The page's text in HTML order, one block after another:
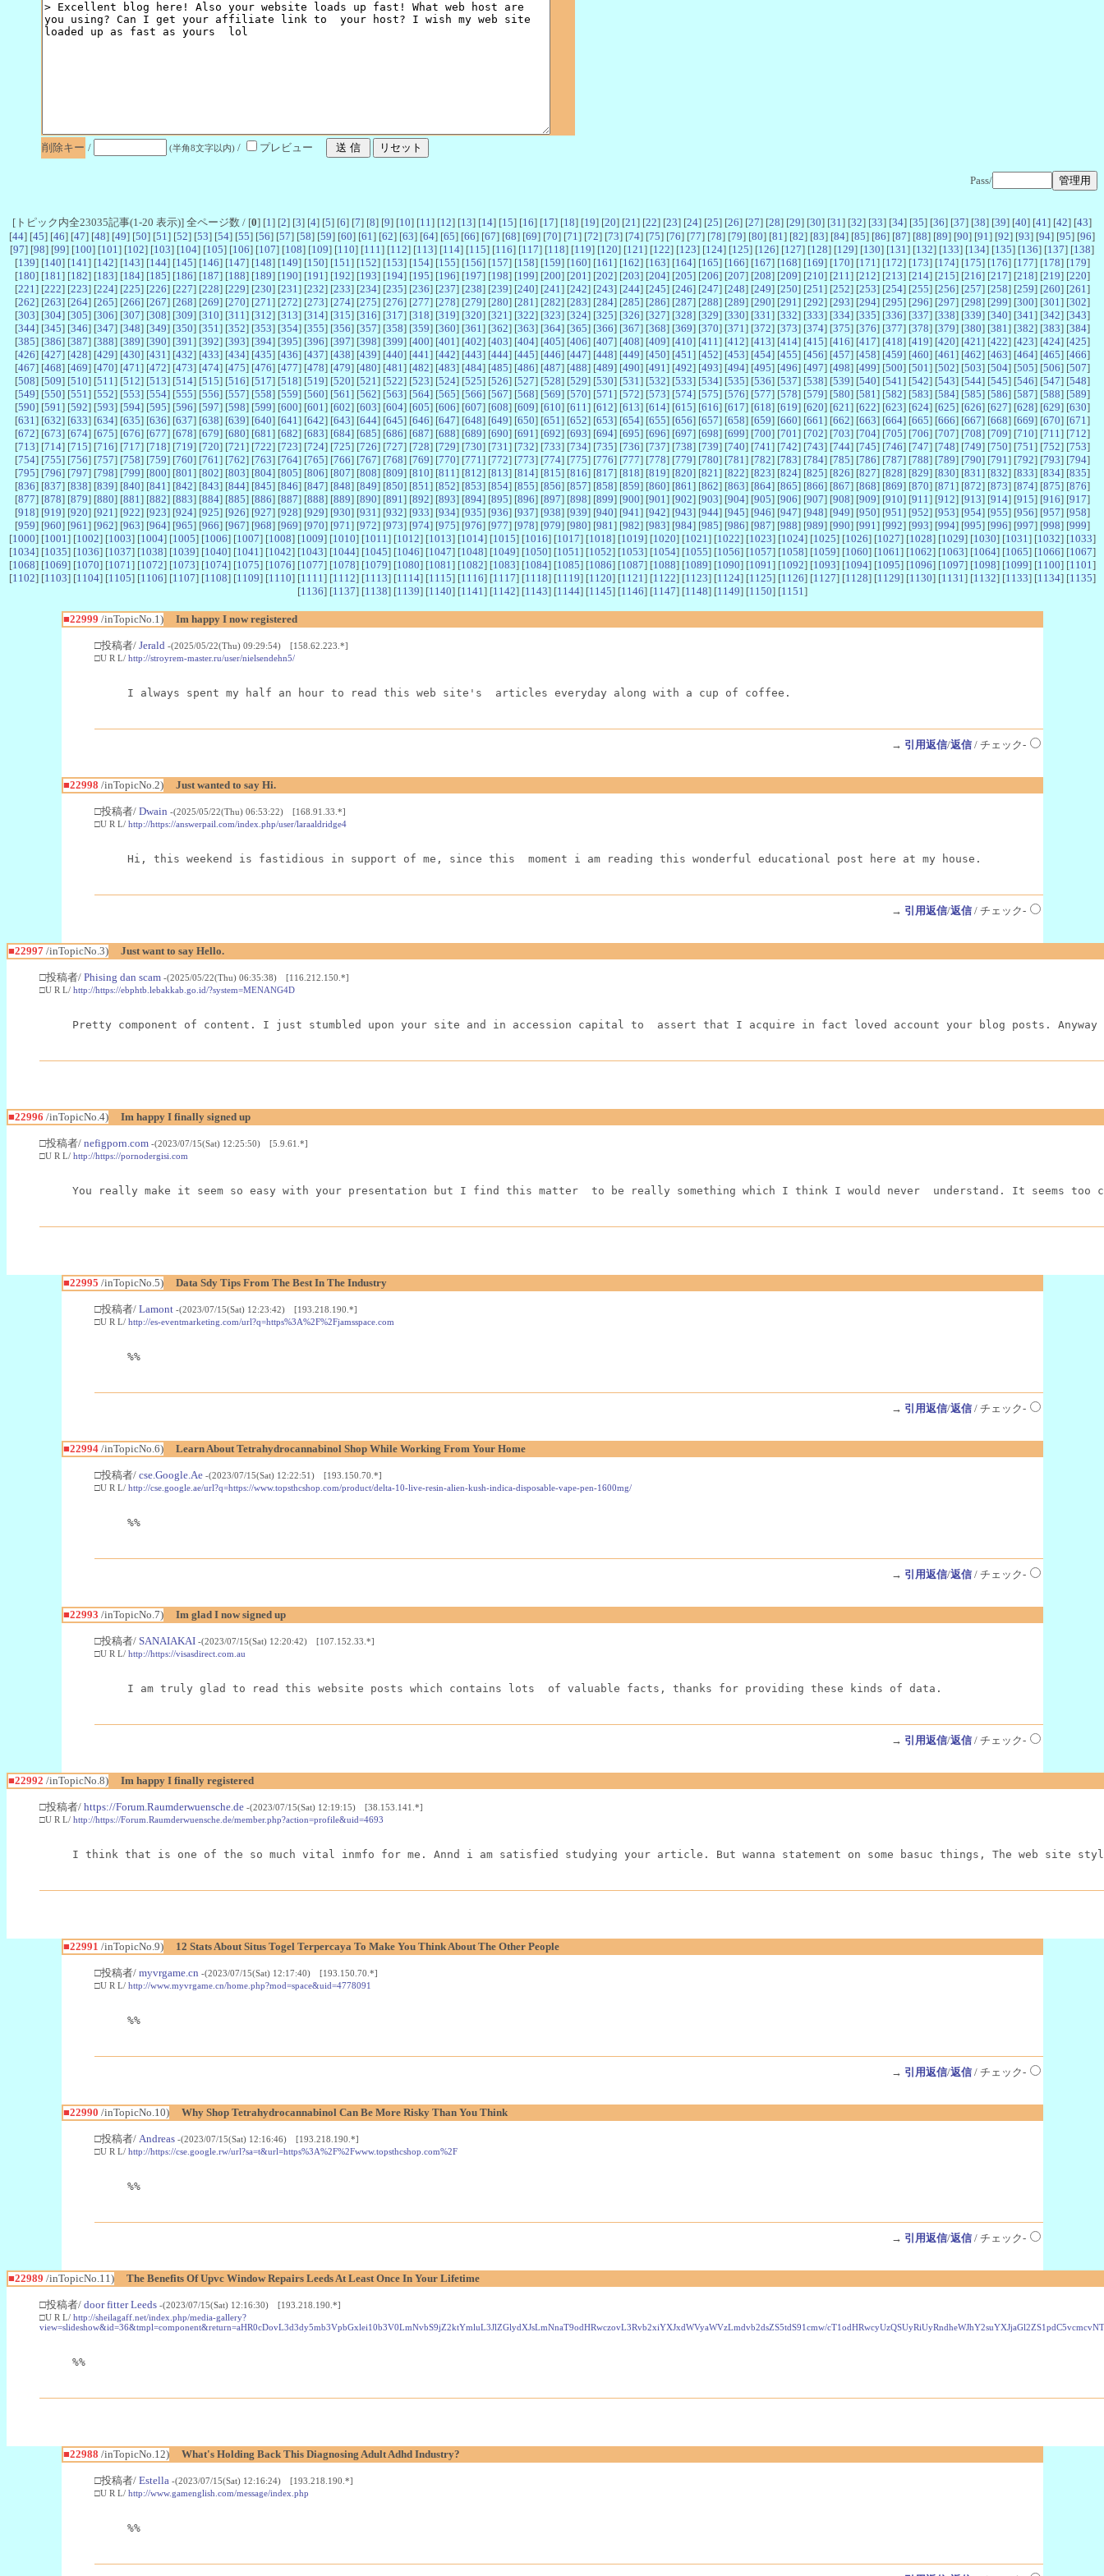
削除キー / (半角8文字以内) / プレビュー
Pass/
[トピック内全23035記事(1-20 表示)] 全ページ数 / [0] [1 ] [2] [3] [4] [5] [6] [7] [8] [9] [10] [11 ] [12] [13] [14] [15] [16] [17] [18] [19] [20] [21 ] [22] [23] [24] [25] [26] [27] [28] [29] [30] [31 ] [32] [33] [34] [35] [36] [37] [38] [39] [40] [41 ] [42] [43]
[44] [45] [46] [47] [48] [49] [50] [51 ] [52] [53] [54] [55] [56] [57] [58] [59] [60] [61 ] [62] [63] [64] [65] [66] [67] [68] [69] [70] [71 ] [72] [73] [74] [75] [76] [77] [78] [79] [80] [81 ] [82] [83] [84] [85] [86] [87] [88] [89] [90] [91 ] [92] [93] [94] [95] [96]
[97] [98] [99] [100] [101 ] [102] [103] [104] [105] [106] [107] [108] [109] [110] [111 ] [112] [113] [114] [115] [116] [117] [118] [119] [120] [121 ] [122] [123] [124] [125] [126] [127] [128] [129] [130] [131 ] [132] [133] [134] [135] [136] [137] [138]
[139] [140] [141 ] [142] [143] [144] [145] [146] [147] [148] [149] [150] [151 ] [152] [153] [154] [155] [156] [157] [158] [159] [160] [161 ] [162] [163] [164] [165] [166] [167] [168] [169] [170] [171 ] [172] [173] [174] [175] [176] [177] [178] [179]
[180] [181 ] [182] [183] [184] [185] [186] [187] [188] [189] [190] [191 ] [192] [193] [194] [195] [196] [197] [198] [199] [200] [201 ] [202] [203] [204] [205] [206] [207] [208] [209] [210] [211 ] [212] [213] [214] [215] [216] [217] [218] [219] [220]
[221 ] [222] [223] [224] [225] [226] [227] [228] [229] [230] [231 ] [232] [233] [234] [235] [236] [237] [238] [239] [240] [241 ] [242] [243] [244] [245] [246] [247] [248] [249] [250] [251 ] [252] [253] [254] [255] [256] [257] [258] [259] [260] [261 ]
[262] [263] [264] [265] [266] [267] [268] [269] [270] [271 ] [272] [273] [274] [275] [276] [277] [278] [279] [280] [281 ] [282] [283] [284] [285] [286] [287] [288] [289] [290] [291 ] [292] [293] [294] [295] [296] [297] [298] [299] [300] [301 ] [302]
[303] [304] [305] [306] [307] [308] [309] [310] [311 ] [312] [313] [314] [315] [316] [317] [318] [319] [320] [321 ] [322] [323] [324] [325] [326] [327] [328] [329] [330] [331 ] [332] [333] [334] [335] [336] [337] [338] [339] [340] [341 ] [342] [343]
[344] [345] [346] [347] [348] [349] [350] [351 ] [352] [353] [354] [355] [356] [357] [358] [359] [360] [361 ] [362] [363] [364] [365] [366] [367] [368] [369] [370] [371 ] [372] [373] [374] [375] [376] [377] [378] [379] [380] [381 ] [382] [383] [384]
[385] [386] [387] [388] [389] [390] [391 ] [392] [393] [394] [395] [396] [397] [398] [399] [400] [401 ] [402] [403] [404] [405] [406] [407] [408] [409] [410] [411 ] [412] [413] [414] [415] [416] [417] [418] [419] [420] [421 ] [422] [423] [424] [425]
[426] [427] [428] [429] [430] [431 ] [432] [433] [434] [435] [436] [437] [438] [439] [440] [441 ] [442] [443] [444] [445] [446] [447] [448] [449] [450] [451 ] [452] [453] [454] [455] [456] [457] [458] [459] [460] [461 ] [462] [463] [464] [465] [466]
[467] [468] [469] [470] [471 ] [472] [473] [474] [475] [476] [477] [478] [479] [480] [481 ] [482] [483] [484] [485] [486] [487] [488] [489] [490] [491 ] [492] [493] [494] [495] [496] [497] [498] [499] [500] [501 ] [502] [503] [504] [505] [506] [507]
[508] [509] [510] [511 ] [512] [513] [514] [515] [516] [517] [518] [519] [520] [521 ] [522] [523] [524] [525] [526] [527] [528] [529] [530] [531 ] [532] [533] [534] [535] [536] [537] [538] [539] [540] [541 ] [542] [543] [544] [545] [546] [547] [548]
[549] [550] [551 ] [552] [553] [554] [555] [556] [557] [558] [559] [560] [561 ] [562] [563] [564] [565] [566] [567] [568] [569] [570] [571 ] [572] [573] [574] [575] [576] [577] [578] [579] [580] [581 ] [582] [583] [584] [585] [586] [587] [588] [589]
[590] [591 ] [592] [593] [594] [595] [596] [597] [598] [599] [600] [601 ] [602] [603] [604] [605] [606] [607] [608] [609] [610] [611 ] [612] [613] [614] [615] [616] [617] [618] [619] [620] [621 ] [622] [623] [624] [625] [626] [627] [628] [629] [630]
[631 ] [632] [633] [634] [635] [636] [637] [638] [639] [640] [641 ] [642] [643] [644] [645] [646] [647] [648] [649] [650] [651 ] [652] [653] [654] [655] [656] [657] [658] [659] [660] [661 ] [662] [663] [664] [665] [666] [667] [668] [669] [670] [671 ]
[672] [673] [674] [675] [676] [677] [678] [679] [680] [681 ] [682] [683] [684] [685] [686] [687] [688] [689] [690] [691 ] [692] [693] [694] [695] [696] [697] [698] [699] [700] [701 ] [702] [703] [704] [705] [706] [707] [708] [709] [710] [711 ] [712]
[713] [714] [715] [716] [717] [718] [719] [720] [721 ] [722] [723] [724] [725] [726] [727] [728] [729] [730] [731 ] [732] [733] [734] [735] [736] [737] [738] [739] [740] [741 ] [742] [743] [744] [745] [746] [747] [748] [749] [750] [751 ] [752] [753]
[754] [755] [756] [757] [758] [759] [760] [761 ] [762] [763] [764] [765] [766] [767] [768] [769] [770] [771 ] [772] [773] [774] [775] [776] [777] [778] [779] [780] [781 ] [782] [783] [784] [785] [786] [787] [788] [789] [790] [791 ] [792] [793] [794]
[795] [796] [797] [798] [799] [800] [801 ] [802] [803] [804] [805] [806] [807] [808] [809] [810] [811 ] [812] [813] [814] [815] [816] [817] [818] [819] [820] [821 ] [822] [823] [824] [825] [826] [827] [828] [829] [830] [831 ] [832] [833] [834] [835]
[836] [837] [838] [839] [840] [841 ] [842] [843] [844] [845] [846] [847] [848] [849] [850] [851 ] [852] [853] [854] [855] [856] [857] [858] [859] [860] [861 ] [862] [863] [864] [865] [866] [867] [868] [869] [870] [871 ] [872] [873] [874] [875] [876]
[877] [878] [879] [880] [881 ] [882] [883] [884] [885] [886] [887] [888] [889] [890] [891 ] [892] [893] [894] [895] [896] [897] [898] [899] [900] [901 ] [902] [903] [904] [905] [906] [907] [908] [909] [910] [911 ] [912] [913] [914] [915] [916] [917]
[918] [919] [920] [921 ] [922] [923] [924] [925] [926] [927] [928] [929] [930] [931 ] [932] [933] [934] [935] [936] [937] [938] [939] [940] [941 ] [942] [943] [944] [945] [946] [947] [948] [949] [950] [951 ] [952] [953] [954] [955] [956] [957] [958]
[959] [960] [961 ] [962] [963] [964] [965] [966] [967] [968] [969] [970] [971 ] [972] [973] [974] [975] [976] [977] [978] [979] [980] [981 ] [982] [983] [984] [985] [986] [987] [988] [989] [990] [991 ] [992] [993] [994] [995] [996] [997] [998] [999]
[1000] [1001 ] [1002] [1003] [1004] [1005] [1006] [1007] [1008] [1009] [1010] [1011 ] [1012] [1013] [1014] [1015] [1016] [1017] [1018] [1019] [1020] [1021 ] [1022] [1023] [1024] [1025] [1026] [1027] [1028] [1029] [1030] [1031 ] [1032] [1033]
[1034] [1035] [1036] [1037] [1038] [1039] [1040] [1041 ] [1042] [1043] [1044] [1045] [1046] [1047] [1048] [1049] [1050] [1051 ] [1052] [1053] [1054] [1055] [1056] [1057] [1058] [1059] [1060] [1061 ] [1062] [1063] [1064] [1065] [1066] [1067]
[1068] [1069] [1070] [1071 ] [1072] [1073] [1074] [1075] [1076] [1077] [1078] [1079] [1080] [1081 ] [1082] [1083] [1084] [1085] [1086] [1087] [1088] [1089] [1090] [1091 ] [1092] [1093] [1094] [1095] [1096] [1097] [1098] [1099] [1100] [1101 ]
[1102] [1103] [1104] [1105] [1106] [1107] [1108] [1109] [1110] [1111 ] [1112] [1113] [1114] [1115] [1116] [1117] [1118] [1119] [1120] [1121 ] [1122] [1123] [1124] [1125] [1126] [1127] [1128] [1129] [1130] [1131 ] [1132] [1133] [1134] [1135]
[1136] [1137] [1138] [1139] [1140] [1141 ] [1142] [1143] [1144] [1145] [1146] [1147] [1148] [1149] [1150] [1151 ]
■22999 /inTopicNo.1) Im happy I now registered
□投稿者/ Jerald -(2025/05/22(Thu) 09:29:54) [158.62.223.*]
□U R L/ http://stroyrem-master.ru/user/nielsendehn5/
I always spent my half an hour to read this web site's  articles everyday along with a cup of coffee.
→ 引用返信/返信/ チェック-
■22998 /inTopicNo.2) Just wanted to say Hi.
□投稿者/ Dwain -(2025/05/22(Thu) 06:53:22) [168.91.33.*]
□U R L/ http://https://answerpail.com/index.php/user/laraaldridge4
Hi, this weekend is fastidious in support of me, since this  moment i am reading this wonderful educational post here at my house.
→ 引用返信/返信/ チェック-
■22997 /inTopicNo.3) Just want to say Hello.
□投稿者/ Phising dan scam -(2025/05/22(Thu) 06:35:38) [116.212.150.*]
□U R L/ http://https://ebphtb.lebakkab.go.id/?system=MENANG4D
Pretty component of content. I just stumbled upon your site and in accession capital to  assert that I acquire in fact loved account your blog posts.
■22996 /inTopicNo.4) Im happy I finally signed up
□投稿者/ nefigporn.com -(2023/07/15(Sat) 12:25:50) [5.9.61.*]
□U R L/ http://https://pornodergisi.com
You really make it seem so easy with your presentation but I find this matter  to be really something which I think I would never  understand. It seems
■22995 /inTopicNo.5) Data Sdy Tips From The Best In The Industry
□投稿者/ Lamont -(2023/07/15(Sat) 12:23:42) [193.218.190.*]
□U R L/ http://es-eventmarketing.com/url?q=https%3A%2F%2Fjamsspace.com
%%
→ 引用返信/返信/ チェック-
■22994/inTopicNo.6) Learn About Tetrahydrocannabinol Shop While Working From Your Home
□投稿者/ cse.Google.Ae -(2023/07/15(Sat) 12:22:51) [193.150.70.*]
□U R L/ http://cse.google.ae/url?q=https://www.topsthcshop.com/product/delta-10-live-resin-alien-kush-indica-disposable-vape-pen-1600mg/
%%
→ 引用返信/返信/ チェック-
■22993 /inTopicNo.7) Im glad I now signed up
□投稿者/ SANAIAKAI -(2023/07/15(Sat) 12:20:42) [107.152.33.*]
□U R L/ http://https://visasdirect.com.au
I am truly glad to read this website posts which contains lots  of valuable facts, thanks for providing these kinds of data.
→ 引用返信/返信/ チェック-
■22992 /inTopicNo.8) Im happy I finally registered
□投稿者/ https://Forum.Raumderwuensche.de -(2023/07/15(Sat) 12:19:15) [38.153.141.*]
□U R L/ http://https://Forum.Raumderwuensche.de/member.php?action=profile&uid=4693
I think that is one of the so much vital inmfo for me. Annd i am satisfied studying your article. But wanna statement on some basuc things, The web
■22991 /inTopicNo.9) 12 Stats About Situs Togel Terpercaya To Make You Think About The Other People
□投稿者/ myvrgame.cn -(2023/07/15(Sat) 12:17:40) [193.150.70.*]
□U R L/ http://www.myvrgame.cn/home.php?mod=space&uid=4778091
%%
→ 引用返信/返信/ チェック-
■22990 /inTopicNo.10) Why Shop Tetrahydrocannabinol Can Be More Risky Than You Think
□投稿者/ Andreas -(2023/07/15(Sat) 12:16:46) [193.218.190.*]
□U R L/ http://https://cse.google.rw/url?sa=t&url=https%3A%2F%2Fwww.topsthcshop.com%2F
%%
→ 引用返信/返信/ チェック-
■22989 /inTopicNo.11) The Benefits Of Upvc Window Repairs Leeds At Least Once In Your Lifetime
□投稿者/ door fitter Leeds -(2023/07/15(Sat) 12:16:30) [193.218.190.*]
□U R L/ http://sheilagaff.net/index.php/media-gallery?
view=slideshow&id=36&tmpl=component&return=aHR0cDovL3d3dy5mb3VpbGxlei10b3V0LmNvbS9jZ2ktYmluL3JlZGlydXJsLmNnaT9odHRwczovL3Rvb2xiYXJxdWVyaWVzLmdvb2dsZS5tdS91cmw/
%%
■22988 /inTopicNo.12) What's Holding Back This Diagnosing Adult Adhd Industry?
□投稿者/ Estella -(2023/07/15(Sat) 12:16:24) [193.218.190.*]
□U R L/ http://www.gamenglish.com/message/index.php
%%